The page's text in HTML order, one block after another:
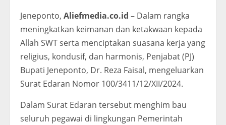
Jeneponto, Aliefmedia.co.id – Dalam rangka
meningkatkan keimanan dan ketakwaan kepada
Allah SWT serta menciptakan suasana kerja yang
religius, kondusif, dan harmonis, Penjabat (PJ)
Bupati Jeneponto, Dr. Reza Faisal, mengeluarkan
Surat Edaran Nomor 100/3411/12/XII/2024.
Dalam Surat Edaran tersebut menghim bau
seluruh pegawai di lingkungan Pemerintah